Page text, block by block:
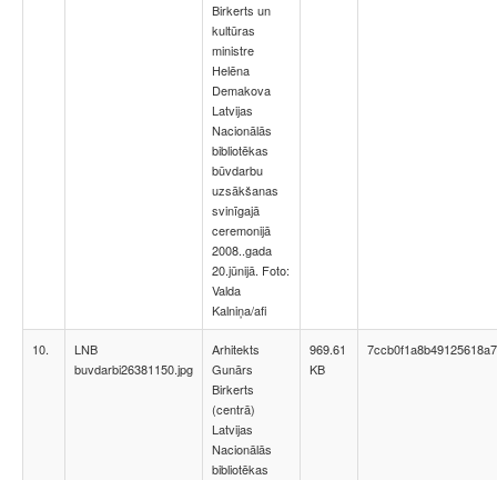
Birkerts un
kultūras
ministre
Helēna
Demakova
Latvijas
Nacionālās
bibliotēkas
būvdarbu
uzsākšanas
svinīgajā
ceremonijā
2008..gada
20.jūnijā. Foto:
Valda
Kalniņa/afi
10.
LNB
buvdarbi26381150.jpg
Arhitekts
Gunārs
Birkerts
(centrā)
Latvijas
Nacionālās
bibliotēkas
969.61
KB